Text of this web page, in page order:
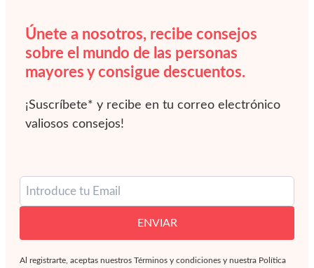
Únete a nosotros, recibe consejos
sobre el mundo de las personas
mayores y consigue descuentos.
¡Suscríbete* y recibe en tu correo electrónico
valiosos consejos!
ENVIAR
Al registrarte, aceptas nuestros Términos y condiciones y nuestra Política